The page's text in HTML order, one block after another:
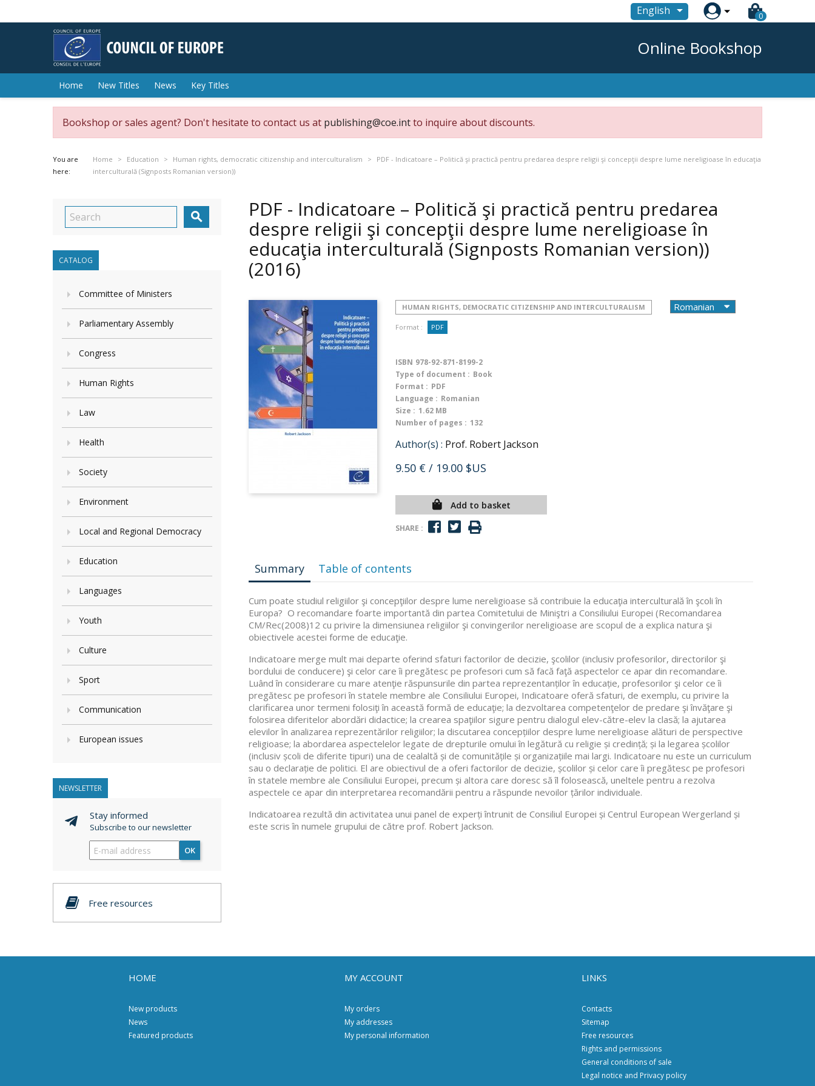
English  0
Online Bookshop
Home New Titles News Key Titles
Bookshop or sales agent? Don't hesitate to contact us at publishing@coe.intto inquire about discounts.
You are
here:
Home Education Human rights, democratic citizenship and interculturalism
PDF - Indicatoare – Politică şi practică pentru predarea despre religii şi concepţii despre lume nereligioase în educaţia
interculturală (Signposts Romanian version))

CATALOG
Committee of Ministers
Parliamentary Assembly
Congress
Human Rights
Law
Health
Society
Environment
Local and Regional Democracy
Education
Languages
Youth
Culture
Sport
Communication
European issues
NEWSLETTER
Stay informed
Subscribe to our newsletter
OK
Free resources
PDF - Indicatoare – Politică şi practică pentru predarea
despre religii şi concepţii despre lume nereligioase în
educaţia interculturală (Signposts Romanian version))
(2016)
HUMAN RIGHTS, DEMOCRATIC CITIZENSHIP AND INTERCULTURALISM
Format : PDF
ISBN 978-92-871-8199-2
Type of document : Book
Format : PDF
Language : Romanian
Size : 1.62 MB
Number of pages : 132
Author(s) : Prof. Robert Jackson
9.50 € / 19.00 $US
Add to basket
SHARE :
Summary Table of contents
Cum poate studiul religiilor şi concepţiilor despre lume nereligioase să contribuie la educaţia interculturală în şcoli în
Europa? O recomandare foarte importantă din partea Comitetului de Miniştri a Consiliului Europei (Recomandarea
CM/Rec(2008)12 cu privire la dimensiunea religiilor şi convingerilor nereligioase are scopul de a explica natura şi
obiectivele acestei forme de educaţie.
Indicatoare merge mult mai departe oferind sfaturi factorilor de decizie, şcolilor (inclusiv profesorilor, directorilor şi
bordului de conducere) şi celor care îi pregătesc pe profesori cum să facă faţă aspectelor ce apar din recomandare.
Luând în considerare cu mare atenţie răspunsurile din partea reprezentanților în educație, profesorilor şi celor ce îi
pregătesc pe profesori în statele membre ale Consiliului Europei, Indicatoare oferă sfaturi, de exemplu, cu privire la
clarificarea unor termeni folosiţi în această formă de educaţie; la dezvoltarea competenţelor de predare şi învăţare şi
folosirea diferitelor abordări didactice; la crearea spaţiilor sigure pentru dialogul elev-către-elev la clasă; la ajutarea
elevilor în analizarea reprezentărilor religiilor; la discutarea concepțiilor despre lume nereligioase alături de perspective
religioase; la abordarea aspectelelor legate de drepturile omului în legătură cu religie și credință; și la legarea școlilor
(inclusiv școli de diferite tipuri) una de cealaltă și de comunitățile și organizațiile mai largi. Indicatoare nu este un curriculum
sau o declarație de politici. El are obiectivul de a oferi factorilor de decizie, școlilor și celor care îi pregătesc pe profesori
în statele membre ale Consiliului Europei, precum și altora care doresc să îl folosească, uneltele pentru a rezolva
aspectele ce apar din interpretarea recomandării pentru a răspunde nevoilor țărilor individuale.
Indicatoarea rezultă din activitatea unui panel de experți întrunit de Consiliul Europei și Centrul European Wergerland și
este scris în numele grupului de către prof. Robert Jackson.
HOME
New products
News
Featured products
MY ACCOUNT
My orders
My addresses
My personal information
LINKS
Contacts
Sitemap
Free resources
Rights and permissions
General conditions of sale
Legal notice and Privacy policy